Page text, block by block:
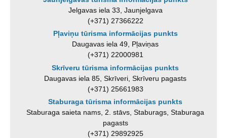
Jelgavas iela 33, Jaunjelgava
(+371) 27366222
Pļaviņu tūrisma informācijas punkts
Daugavas iela 49, Pļaviņas
(+371) 22000981
Skrīveru tūrisma informācijas punkts
Daugavas iela 85, Skrīveri, Skrīveru pagasts
(+371) 25661983
Staburaga tūrisma informācijas punkts
Staburaga saieta nams, 2. stāvs, Staburags, Staburaga
pagasts
(+371) 29892925